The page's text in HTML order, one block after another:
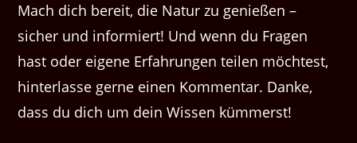
Mach dich bereit, die Natur zu genießen –
sicher und informiert! Und wenn du Fragen
hast oder eigene Erfahrungen teilen möchtest,
hinterlasse gerne einen Kommentar. Danke,
dass du dich um dein Wissen kümmerst!